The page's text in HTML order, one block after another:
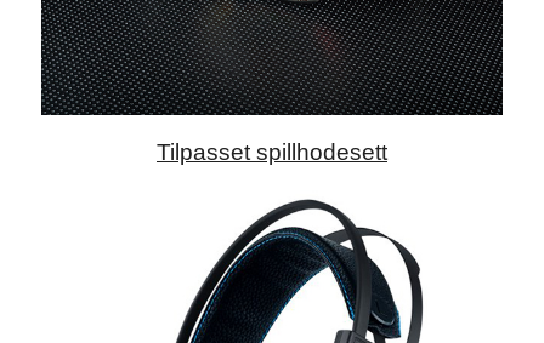
Tilpasset spillhodesett